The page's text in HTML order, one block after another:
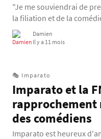
"Je me souviendrai de
la filiation et de la
Damien
Il y a 11 mois
🎭 Imparato
Imparato et la
rapprochement
des comédiens
Imparato est heureux